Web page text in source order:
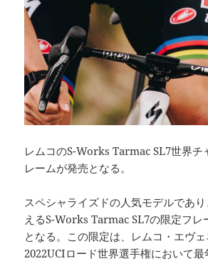
レムコのS-Works Tarmac SL7世界チ
レームが発売となる。
スペシャライズドの人気モデルであ
えるS-Works Tarmac SL7の限定フレ
となる。この限定は、レムコ・エヴ
2022UCIロード世界選手権において